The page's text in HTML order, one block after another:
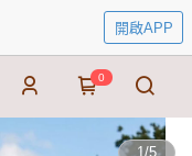
開啟APP
0
1/5